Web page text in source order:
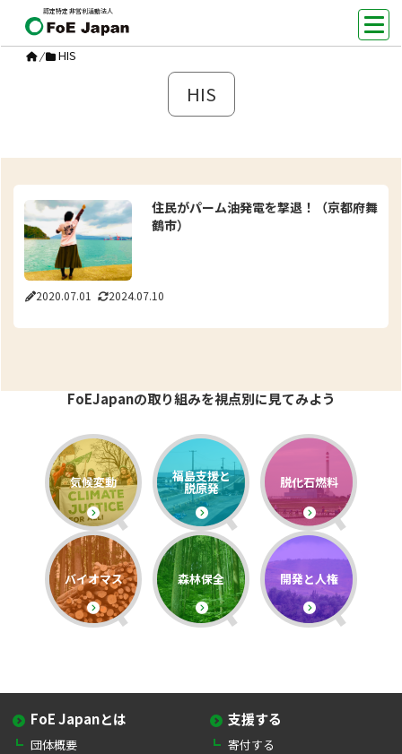
認定特定非営利活動法人
/ HIS
HIS
2020.07.01 2024.07.10
住民がパーム油発電を撃退！（京都府舞
鶴市）
FoEJapanの取り組みを視点別に見てみよう
気候変動 福島支援と
脱原発 脱化石燃料
バイオマス 森林保全 開発と人権
FoE Japanとは
団体概要
支援する
寄付する